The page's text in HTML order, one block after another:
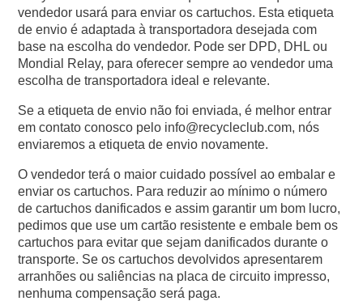
vendedor usará para enviar os cartuchos. Esta etiqueta
de envio é adaptada à transportadora desejada com
base na escolha do vendedor. Pode ser DPD, DHL ou
Mondial Relay, para oferecer sempre ao vendedor uma
escolha de transportadora ideal e relevante.
Se a etiqueta de envio não foi enviada, é melhor entrar
em contato conosco pelo info@recycleclub.com, nós
enviaremos a etiqueta de envio novamente.
O vendedor terá o maior cuidado possível ao embalar e
enviar os cartuchos. Para reduzir ao mínimo o número
de cartuchos danificados e assim garantir um bom lucro,
pedimos que use um cartão resistente e embale bem os
cartuchos para evitar que sejam danificados durante o
transporte. Se os cartuchos devolvidos apresentarem
arranhões ou saliências na placa de circuito impresso,
nenhuma compensação será paga.